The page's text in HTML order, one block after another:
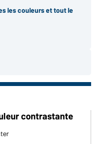
les couleurs et tout le
contrastante